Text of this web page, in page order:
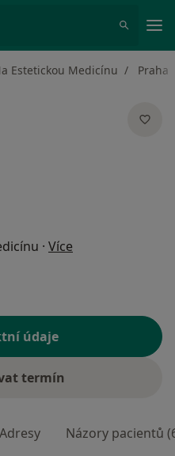
Estetickou Medicínu Praha
· Více
údaje
termín
Adresy Názory pacientů